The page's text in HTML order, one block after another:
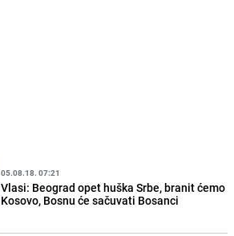
05.08.18. 07:21
Vlasi: Beograd opet huška Srbe, branit ćemo
Kosovo, Bosnu će sačuvati Bosanci